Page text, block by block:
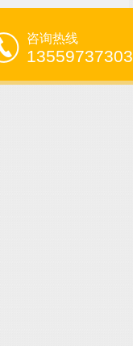
咨询热线
13559737303